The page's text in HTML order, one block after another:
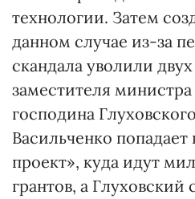
технологии. Затем
данном случае из-за
скандала уволили
заместителя
господина
Васильченко попадает
проект», куда идут
грантов, а Глуховский